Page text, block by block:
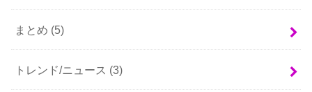
まとめ (5)
トレンド/ニュース (3)